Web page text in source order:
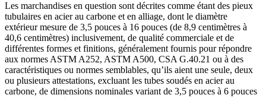
Les marchandises en question sont décrites comme étant des pieux
tubulaires en acier au carbone et en alliage, dont le diamètre
extérieur mesure de 3,5 pouces à 16 pouces (de 8,9 centimètres à
40,6 centimètres) inclusivement, de qualité commerciale et de
différentes formes et finitions, généralement fournis pour répondre
aux normes ASTM A252, ASTM A500, CSA G.40.21 ou à des
caractéristiques ou normes semblables, qu’ils aient une seule, deux
ou plusieurs attestations, excluant les tubes soudés en acier au
carbone, de dimensions nominales variant de 3,5 pouces à 6 pouces